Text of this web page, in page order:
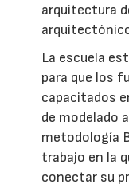
arquitectura
La escuela
para que los
capacitados
de modelado
metodología
trabajo en la
conectar su